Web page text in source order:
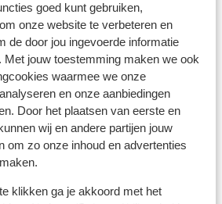
goed kunt gebruiken,
onze website te verbeteren en
de door jou ingevoerde informatie
Met jouw toestemming maken we ook
waarmee we onze
en onze aanbiedingen
Door het plaatsen van eerste en
wij en andere partijen jouw
om zo onze inhoud en advertenties
klikken ga je akkoord met het
je na bij de ambassade van
wilt en de landen waar je doorheen
dient er minimaal 1 persoon 18 jaar
Sunweb kan hiervoor niet